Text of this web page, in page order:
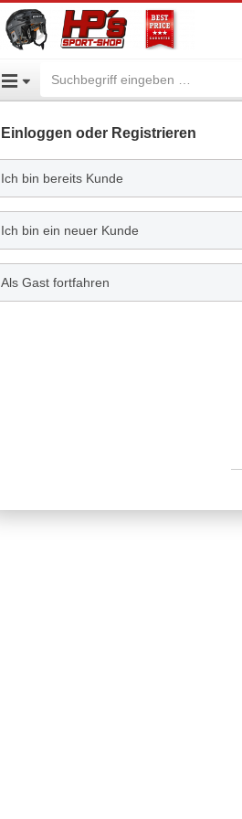
Einloggen oder Registrieren
Ich bin bereits Kunde
Ich bin ein neuer Kunde
Als Gast fortfahren